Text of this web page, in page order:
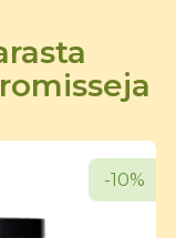
-10%